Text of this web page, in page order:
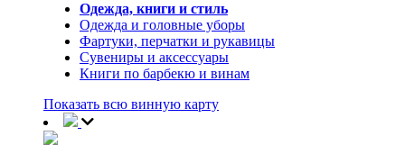
Одежда, книги и стиль
Одежда и головные уборы
Фартуки, перчатки и рукавицы
Сувениры и аксессуары
Книги по барбекю и винам
Показать всю винную карту